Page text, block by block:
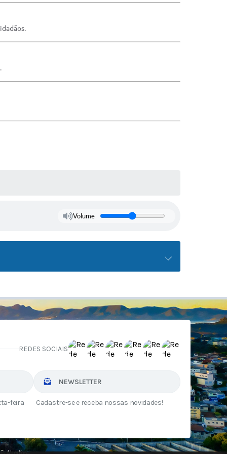
Volume
REDES SOCIAIS
feira
NEWSLETTER
Cadastre-se e receba nossas novidades!
Abertos